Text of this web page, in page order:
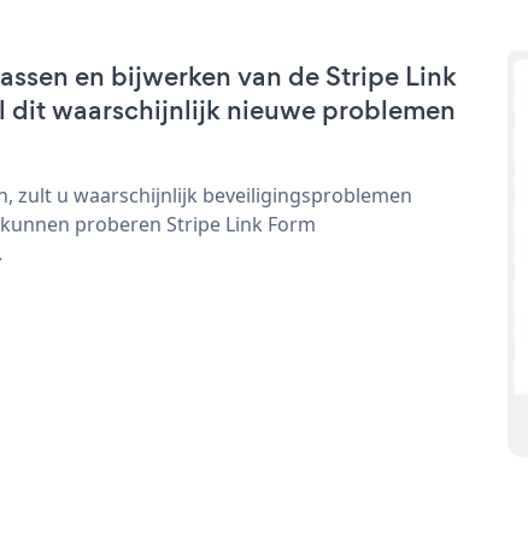
en bijwerken van de Stripe Link
dit waarschijnlijk nieuwe problemen
zult u waarschijnlijk beveiligingsproblemen
proberen Stripe Link Form